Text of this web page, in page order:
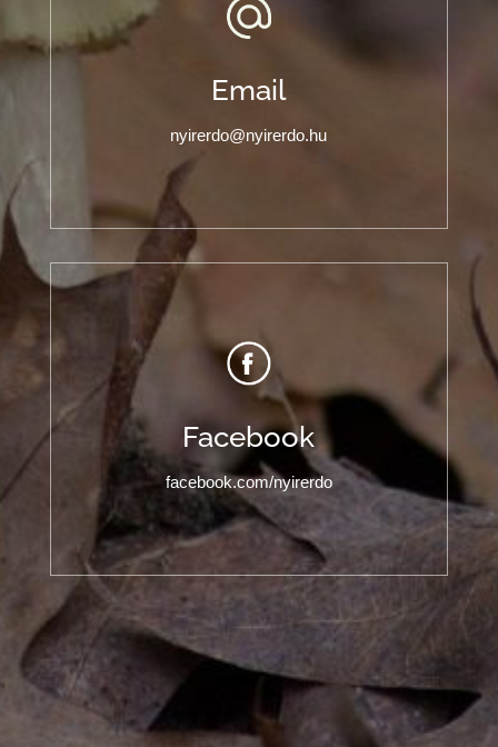
Email
nyirerdo@nyirerdo.hu
Facebook
facebook.com/nyirerdo